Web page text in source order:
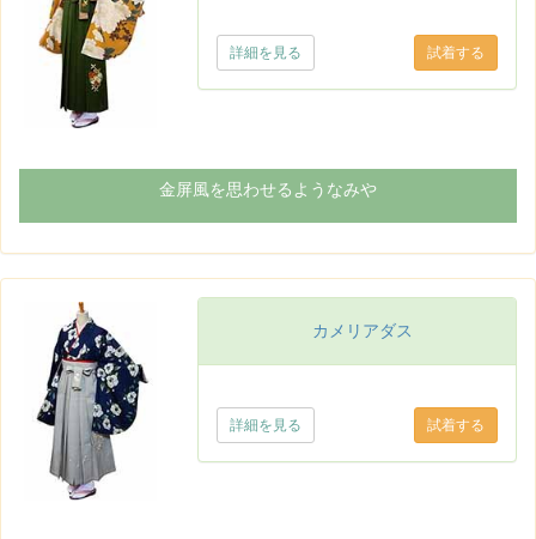
詳細を見る
金屏風を思わせるようなみや
カメリアダス
詳細を見る